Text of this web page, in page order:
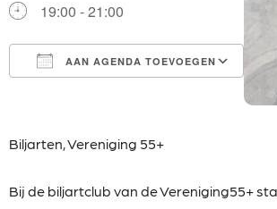
19:00 - 21:00
AAN AGENDA TOEVOEGEN
Outlook
Biljarten,Vereniging 55+
Bij de biljartclub van de Vereniging55+